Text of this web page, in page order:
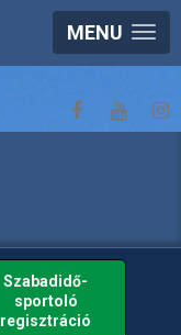
MENU
Szabadidő-
sportoló
regisztráció